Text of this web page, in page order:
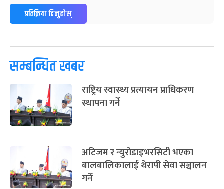
प्रतिक्रिया दिनुहोस्
सम्बन्धित खबर
राष्ट्रिय स्वास्थ्य प्रत्यायन प्राधिकरण
स्थापना गर्ने
अटिजम र न्युरोडाइभरसिटी भएका
बालबालिकालाई थेरापी सेवा सञ्चालन
गर्ने